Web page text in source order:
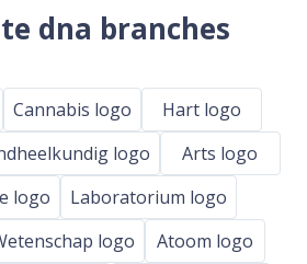
dna branches
Cannabis logo
Hart logo
logo
Arts logo
logo
Laboratorium logo
logo
Atoom logo